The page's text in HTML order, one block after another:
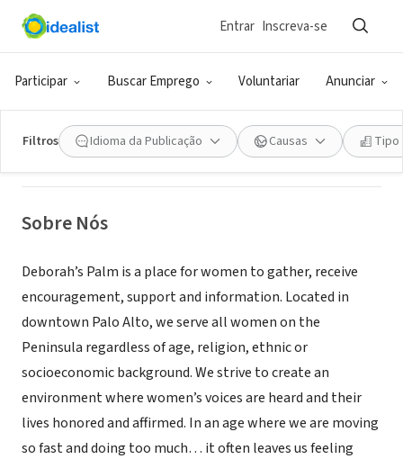
Participar Buscar Emprego Voluntariar Anunciar
Entrar Inscreva-se
Filtros Idioma da Publicação Causas Tipo
ONG (SETOR SOCIAL)
Deborah's Palm
Sobre Nós
Deborah’s Palm is a place for women to gather, receive
encouragement, support and information. Located in
downtown Palo Alto, we serve all women on the
Peninsula regardless of age, religion, ethnic or
socioeconomic background. We strive to create an
environment where women’s voices are heard and their
lives honored and affirmed. In an age where we are moving
so fast and doing too much… it often leaves us feeling